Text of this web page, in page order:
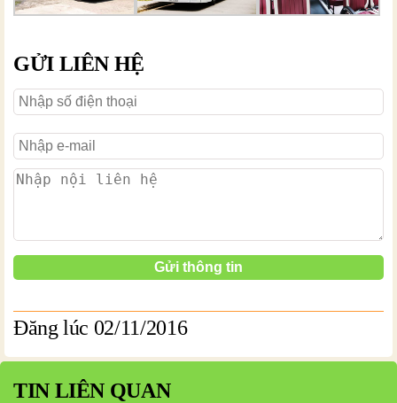
GỬI LIÊN HỆ
Đăng lúc 02/11/2016
TIN LIÊN QUAN